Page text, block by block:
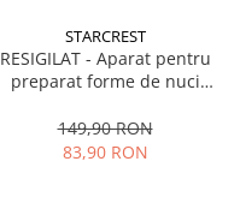
STARCREST
RESIGILAT - Aparat pentru
preparat forme de nuci
forme, 1400W, Indicator
luminos, Placi antiaderente,
149,90 RON
83,90 RON